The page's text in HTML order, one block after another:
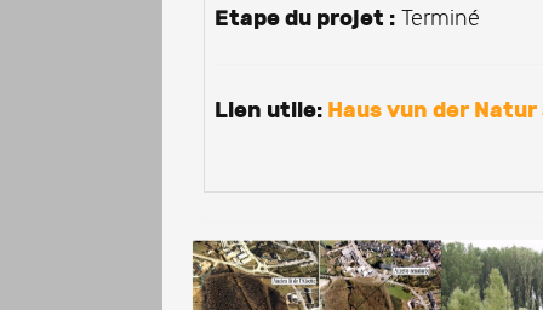
Etape du projet : Terminé
Lien utile: Haus vun der Natur